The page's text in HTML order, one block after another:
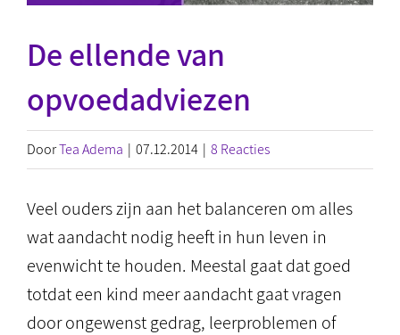
De ellende van
opvoedadviezen
DoorTea Adema | 07.12.2014 | 8 Reacties
Veel ouders zijn aan het balanceren om alles
wat aandacht nodig heeft in hun leven in
evenwicht te houden. Meestal gaat dat goed
totdat een kind meer aandacht gaat vragen
door ongewenst gedrag, leerproblemen of